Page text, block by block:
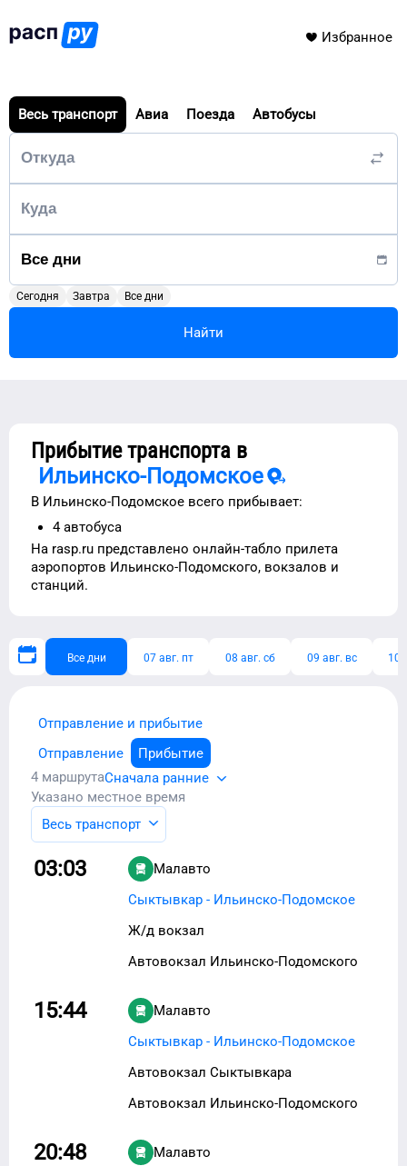
Избранное
Весь транспорт Авиа Поезда Автобусы
Сегодня Завтра Все дни
Найти
Прибытие транспорта в
Ильинско-Подомское
В Ильинско-Подомское всего прибывает:
4 автобуса
На rasp.ru представлено онлайн-табло прилета
аэропортов Ильинско-Подомского, вокзалов и
станций.
Все дни 07 авг. пт 08 авг. сб 09 авг. вс 10
Отправление и прибытие
Отправление
Прибытие
4 маршрутаСначала ранние
Указано местное время
Весь транспорт
03:03
Малавто
Сыктывкар - Ильинско-Подомское
Ж/д вокзал
Автовокзал Ильинско-Подомского
15:44
Малавто
Сыктывкар - Ильинско-Подомское
Автовокзал Сыктывкара
Автовокзал Ильинско-Подомского
20:48
Малавто